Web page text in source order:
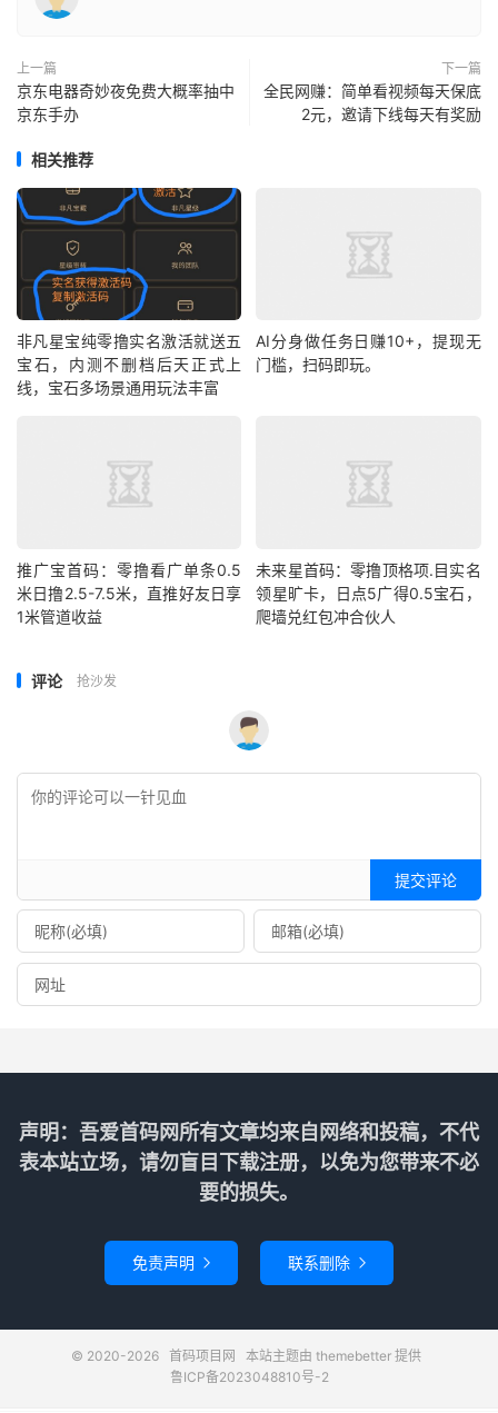
上一篇
京东电器奇妙夜免费大概率抽中
京东手办
下一篇
全民网赚：简单看视频每天保底
2元，邀请下线每天有奖励
相关推荐
非凡星宝纯零撸实名激活就送五
宝石，内测不删档后天正式上
线，宝石多场景通用玩法丰富
AI分身做任务日赚10+，提现无
门槛，扫码即玩。
推广宝首码：零撸看广单条0.5
米日撸2.5-7.5米，直推好友日享
1米管道收益
未来星首码：零撸顶格项.目实名
领星旷卡，日点5广得0.5宝石，
爬墙兑红包冲合伙人
评论 抢沙发
提交评论
声明：吾爱首码网所有文章均来自网络和投稿，不代
表本站立场，请勿盲目下载注册，以免为您带来不必
要的损失。
免责声明  联系删除 
© 2020-2026 首码项目网 本站主题由 themebetter提供
鲁ICP备2023048810号-2